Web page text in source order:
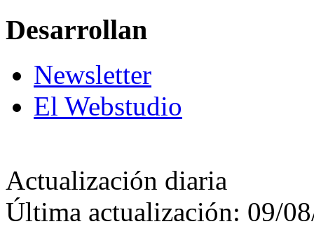
Desarrollan
Newsletter
El Webstudio
Actualización diaria
Última actualización: 09/